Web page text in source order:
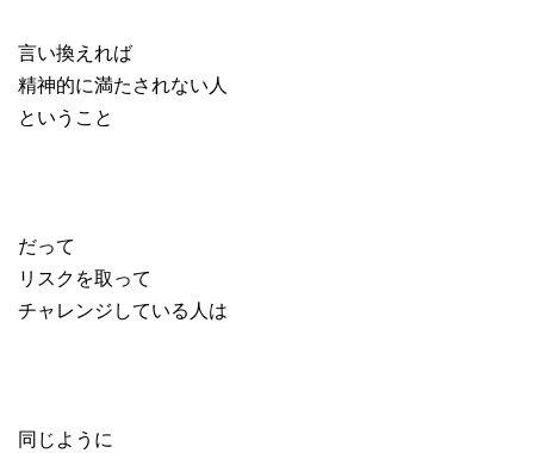
言い換えれば
精神的に満たされない人
ということ
だって
リスクを取って
チャレンジしている人は
同じように